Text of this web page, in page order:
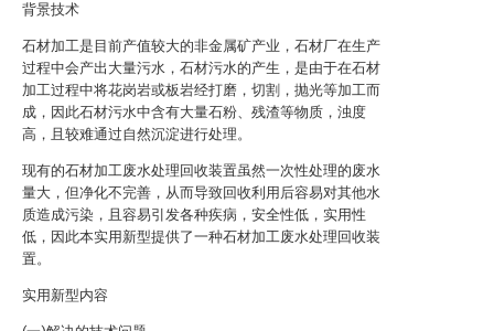
背景技术
石材加工是目前产值较大的非金属矿产业，石材厂在生产
过程中会产出大量污水，石材污水的产生，是由于在石材
加工过程中将花岗岩或板岩经打磨，切割，抛光等加工而
成，因此石材污水中含有大量石粉、残渣等物质，浊度
高，且较难通过自然沉淀进行处理。
现有的石材加工废水处理回收装置虽然一次性处理的废水
量大，但净化不完善，从而导致回收利用后容易对其他水
质造成污染，且容易引发各种疾病，安全性低，实用性
低，因此本实用新型提供了一种石材加工废水处理回收装
置。
实用新型内容